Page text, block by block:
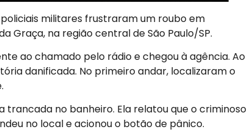
militares frustraram um roubo em
Graça, na região central de São Paulo/SP.
ao chamado pelo rádio e chegou à agência. Ao
danificada. No primeiro andar, localizaram o
no banheiro. Ela relatou que o criminoso
no local e acionou o botão de pânico.